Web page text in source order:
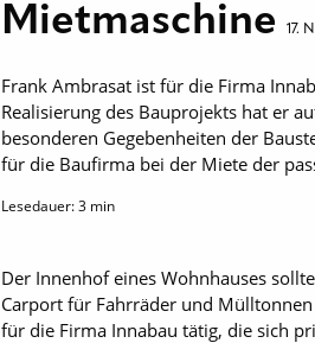
Mietmaschine
17.
Frank Ambrasat ist für die Firma
Realisierung des Bauprojekts hat er
besonderen Gegebenheiten der
für die Baufirma bei der Miete der
Lesedauer:3 min
Der Innenhof eines Wohnhauses
Carport für Fahrräder und
für die Firma Innabau tätig, die sich